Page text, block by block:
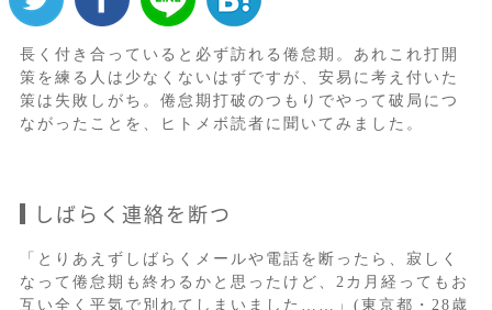
長く付き合っていると必ず訪れる倦怠期。あれこれ打開
策を練る人は少なくないはずですが、安易に考え付いた
策は失敗しがち。倦怠期打破のつもりでやって破局につ
ながったことを、ヒトメボ読者に聞いてみました。
しばらく連絡を断つ
「とりあえずしばらくメールや電話を断ったら、寂しく
なって倦怠期も終わるかと思ったけど、2カ月経ってもお
互い全く平気で別れてしまいました……」(東京都・28歳